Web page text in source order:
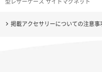
型レザーケース サイドマグネット
掲載アクセサリーについての注意事